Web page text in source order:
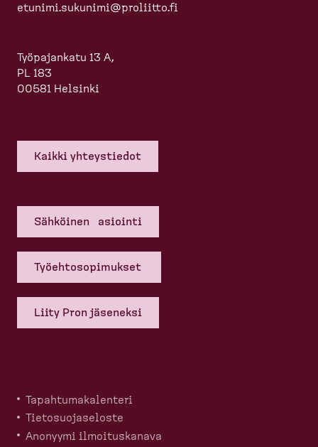
etunimi.sukunimi@proliitto.fi
Työpajankatu 13 A,
PL 183
00581 Helsinki
Kaikki yhteys­tiedot
Sähköinen asiointi
Työehto­so­pi­mukset
Liity Pron jäseneksi
Tapahtu­ma­ka­lenteri
Tietosuo­ja­seloste
Anonyymi ilmoitus­kanava